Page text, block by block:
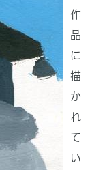
作
品
に
描
か
れ
て
い